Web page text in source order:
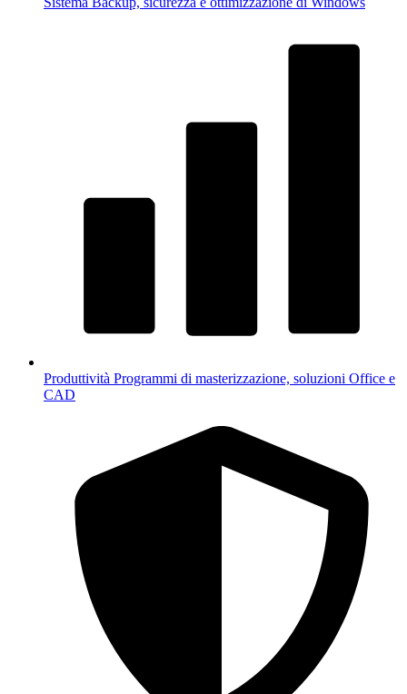
Produttività Programmi di masterizzazione, soluzioni Office e
CAD